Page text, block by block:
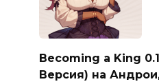
Becoming a King
Версия) на